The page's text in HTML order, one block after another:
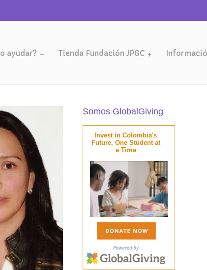
ayudar? Tienda Fundación JPGC
Somos GlobalGiving
Invest in Colombia's
Future, One Student at
a Time